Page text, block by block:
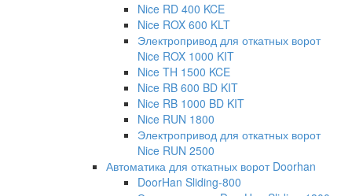
Nice RD 400 KCE
Nice ROX 600 KLT
Электропривод для откатных ворот
Nice ROX 1000 KIT
Nice TH 1500 KCE
Nice RB 600 BD KIT
Nice RB 1000 BD KIT
Nice RUN 1800
Электропривод для откатных ворот
Nice RUN 2500
Автоматика для откатных ворот Doorhan
DoorHan Sliding-800